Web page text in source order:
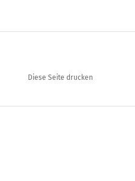
Diese Seite drucken